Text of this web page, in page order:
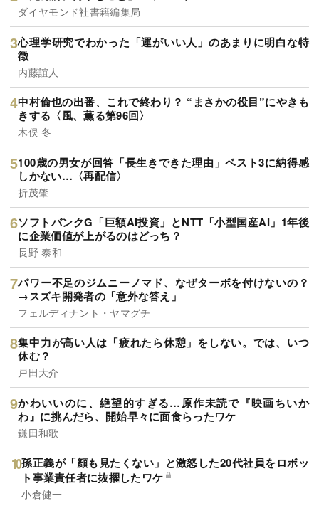
ダイヤモンド社書籍編集局
心理学研究でわかった「運がいい人」のあまりに明白な特
徴
内藤誼人
中村倫也の出番、これで終わり？ “まさかの役目”にやきも
きする〈風、薫る第96回〉
木俣 冬
100歳の男女が回答「長生きできた理由」ベスト3に納得感
しかない…〈再配信〉
折茂肇
ソフトバンクG「巨額AI投資」とNTT「小型国産AI」1年後
に企業価値が上がるのはどっち？
長野 泰和
パワー不足のジムニーノマド、なぜターボを付けないの？
→スズキ開発者の「意外な答え」
フェルディナント・ヤマグチ
集中力が高い人は「疲れたら休憩」をしない。では、いつ
休む？
戸田大介
かわいいのに、絶望的すぎる…原作未読で『映画ちいか
わ』に挑んだら、開始早々に面食らったワケ
鎌田和歌
孫正義が「顔も見たくない」と激怒した20代社員をロボッ
ト事業責任者に抜擢したワケ
小倉健一